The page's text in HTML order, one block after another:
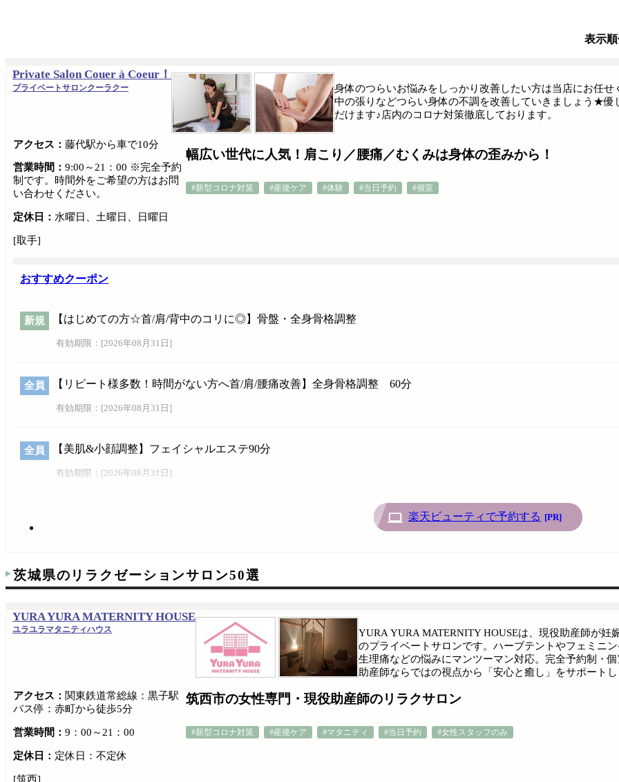
表示
Private Salon Couer à Coeur！
プライベートサロンクーラクー
幅広い世代に人気！肩こり／腰痛／むくみは身体の歪みから！
#新型コロナ対策 #産後ケア #体験 #当日予約 #個室
身体のつらいお悩みをしっかり改善したい方は当店にお任
中の張りなどつらい身体の不調を改善していきましょう★
だけます♪店内のコロナ対策徹底しております。
アクセス： 藤代駅から車で10分
営業時間： 9:00～21：00 ※完全予約
制です。時間外をご希望の方はお問
い合わせください。
定休日： 水曜日、土曜日、日曜日
[取手]
おすすめクーポン
新規 【はじめての方☆首/肩/背中のコリに◎】骨盤・全身骨格調整
有効期限：[2026年08月31日 ]
全員 【リピート様多数！時間がない方へ首/肩/腰痛改善】全身骨格調整 60分
有効期限：[2026年08月31日 ]
全員 【美肌&小顔調整】フェイシャルエステ90分
有効期限：[2026年08月31日 ]
楽天ビューティで予約する [PR]
茨城県のリラクゼーションサロン50選
YURA YURA MATERNITY HOUSE
ユラユラマタニティハウス
筑西市の女性専門・現役助産師のリラクサロン
#新型コロナ対策 #産後ケア #マタニティ #当日予約 #女性スタッフのみ
YURA YURA MATERNITY HOUSEは、現役助産師が
のプライベートサロンです。ハーブテントやフェミニ
生理痛などの悩みにマンツーマン対応。完全予約制・
助産師ならではの視点から「安心と癒し」をサポート
アクセス： 関東鉄道常総線：黒子駅
バス停：赤町から徒歩5分
営業時間： 9：00～21：00
定休日： 定休日：不定休
[筑西]